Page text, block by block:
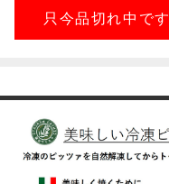
只今品切れ中です